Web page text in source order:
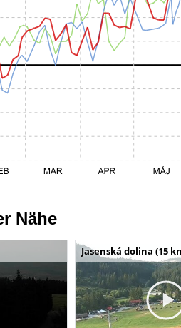
Nähe
Jasenská dolina (15